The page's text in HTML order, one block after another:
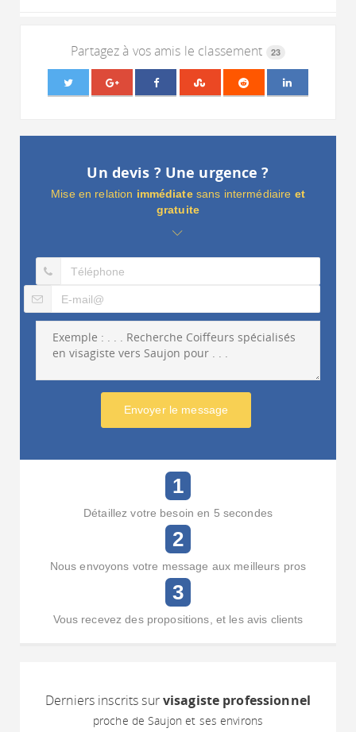
Partagez à vos amis le classement 23
Un devis ? Une urgence ?
Mise en relation immédiatesans intermédiaire et
gratuite
Envoyer le message
1
Détaillez votre besoin en 5 secondes
2
Nous envoyons votre message aux meilleurs pros
3
Vous recevez des propositions, et les avis clients
Derniers inscrits survisagiste professionnel
proche de Saujon et ses environs